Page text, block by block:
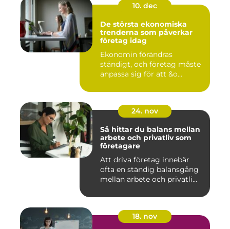
10. dec
De största ekonomiska
trenderna som påverkar
företag idag
Ekonomin förändras
ständigt, och företag måste
anpassa sig för att &o...
24. nov
Så hittar du balans mellan
arbete och privatliv som
företagare
Att driva företag innebär
ofta en ständig balansgång
mellan arbete och privatli...
18. nov